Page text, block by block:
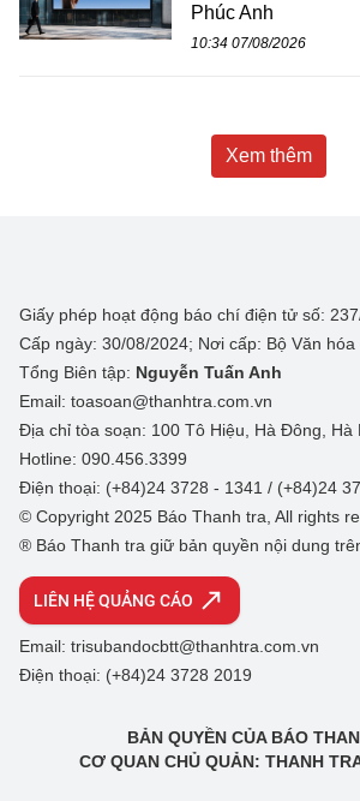
Phúc Anh
10:34 07/08/2026
Xem thêm
Giấy phép hoạt động báo chí điện tử số:
Cấp ngày: 30/08/2024; Nơi cấp: Bộ Văn
Tổng Biên tập: Nguyễn Tuấn Anh
Email: toasoan@thanhtra.com.vn
Địa chỉ tòa soạn: 100 Tô Hiệu, Hà Đông, Hà
Hotline: 090.456.3399
Điện thoại: (+84)24 3728 - 1341 / (+84)24
© Copyright 2025 Báo Thanh tra, All rights
® Báo Thanh tra giữ bản quyền nội dung
LIÊN HỆ QUẢNG CÁO
Email: trisubandocbtt@thanhtra.com.vn
Điện thoại: (+84)24 3728 2019
BẢN QUYỀN CỦA BÁO
CƠ QUAN CHỦ QUẢN: THANH